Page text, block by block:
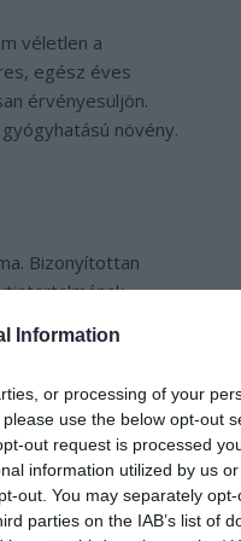
Information
or processing of your
use the below opt-out
out request is processed
information utilized by us
out. You may separately
parties on the IAB’s list of
véletlen a
egész éves
érvényesüljön.
növény.
Bizonyítottan
csökkentheti a
a szív- és